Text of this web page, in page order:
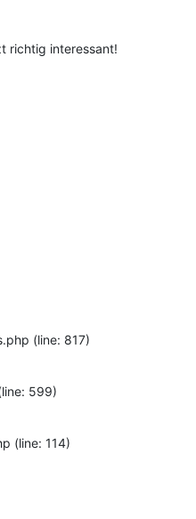
richtig interessant!
(line: 817)
599)
(line: 114)